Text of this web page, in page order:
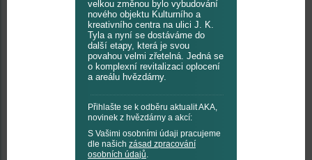
velkou změnou bylo vybudování
nového objektu Kulturního a
kreativního centra na ulici J. K.
Tyla a nyní se dostáváme do
další etapy, která je svou
povahou velmi zřetelná. Jedná se
o komplexní revitalizaci oplocení
a areálu hvězdárny.
Přihlašte se k odběru aktualit AKA,
novinek z hvězdárny a akcí:
S Vašimi osobními údaji pracujeme
dle našich zásad zpracování
osobních údajů.